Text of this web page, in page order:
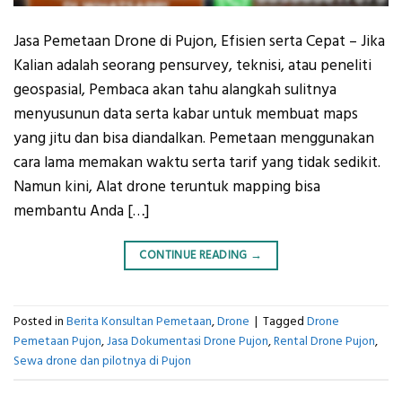
Jasa Pemetaan Drone di Pujon, Efisien serta Cepat – Jika
Kalian adalah seorang pensurvey, teknisi, atau peneliti
geospasial, Pembaca akan tahu alangkah sulitnya
menyusunun data serta kabar untuk membuat maps
yang jitu dan bisa diandalkan. Pemetaan menggunakan
cara lama memakan waktu serta tarif yang tidak sedikit.
Namun kini, Alat drone teruntuk mapping bisa
membantu Anda […]
CONTINUE READING →
Posted in Berita Konsultan Pemetaan,Drone | Tagged Drone
Pemetaan Pujon,Jasa Dokumentasi Drone Pujon,Rental Drone Pujon,
Sewa drone dan pilotnya di Pujon